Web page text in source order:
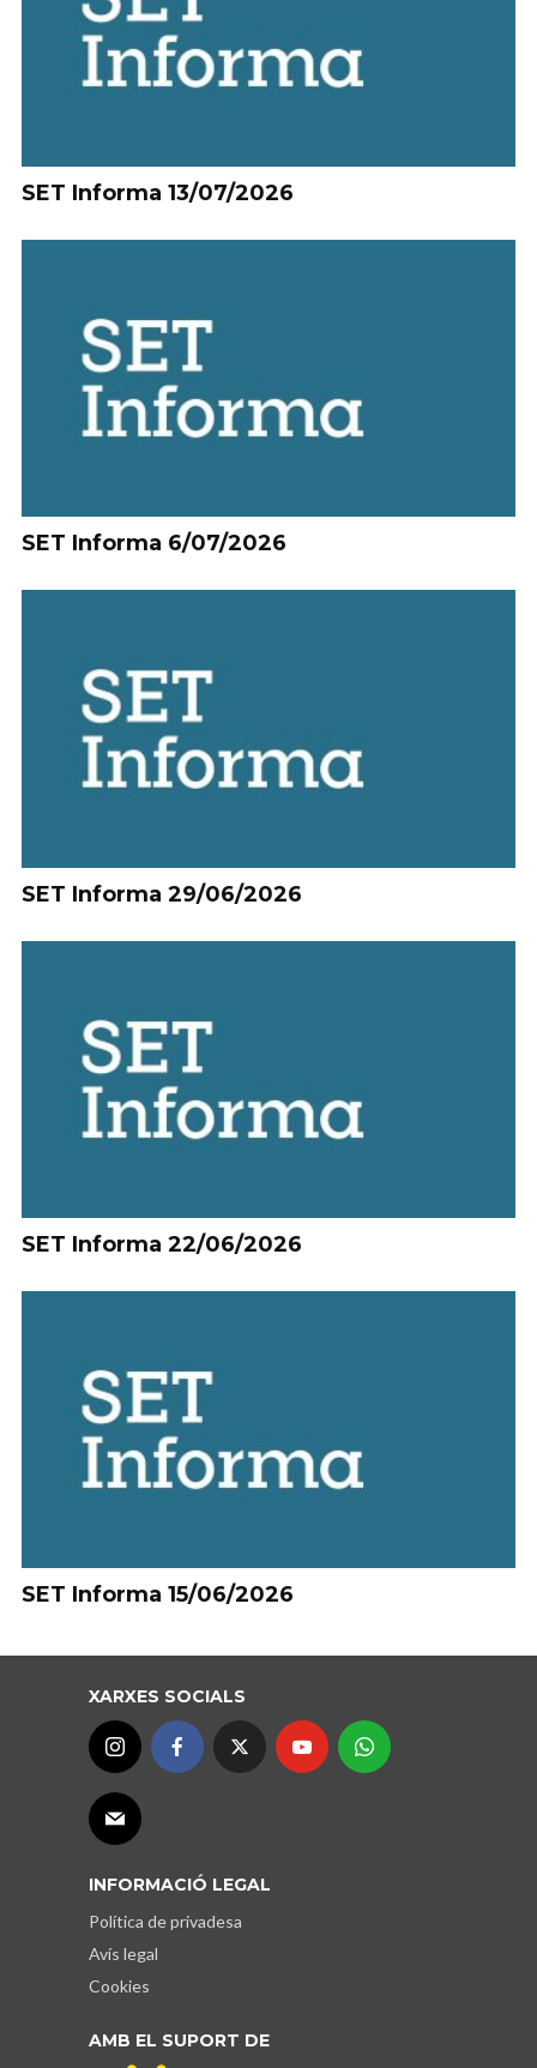
SET Informa 13/07/2026
SET Informa 6/07/2026
SET Informa 29/06/2026
SET Informa 22/06/2026
SET Informa 15/06/2026
XARXES SOCIALS
INFORMACIÓ LEGAL
Política de privadesa
Avís legal
Cookies
AMB EL SUPORT DE